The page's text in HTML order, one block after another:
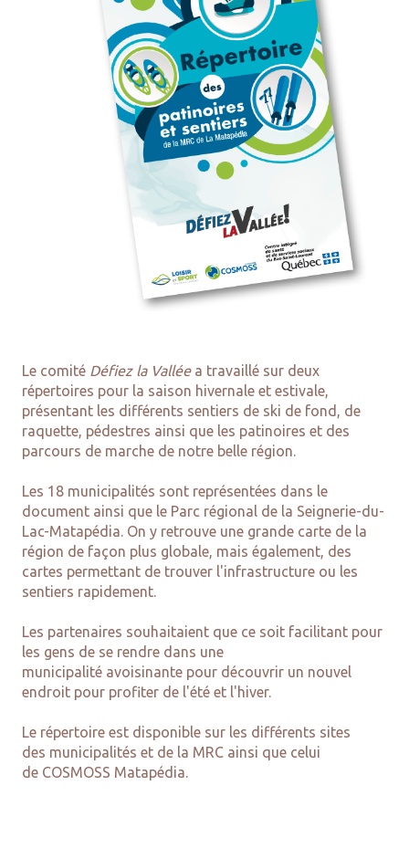
Le comité Défiez la Valléea travaillé sur deux
répertoires pour la saison hivernale et estivale,
présentant les différents sentiers de ski de fond, de
raquette, pédestres ainsi que les patinoires et des
parcours de marche de notre belle région.
Les 18 municipalités sont représentées dans le
document ainsi que le Parc régional de la Seignerie-du-
Lac-Matapédia.On y retrouve une grande carte de la
région de façon plus globale, mais également, des
cartes permettant de trouver l'infrastructure ou les
sentiers rapidement.
Les partenaires souhaitaient que ce soit facilitant pour
les gens de se rendre dans une
municipalité avoisinantepour découvrir un nouvel
endroit pour profiter de l'été et l'hiver.
Le répertoire est disponible sur les différents sites
des municipalités et de la MRCainsi que celui
de COSMOSS Matapédia.